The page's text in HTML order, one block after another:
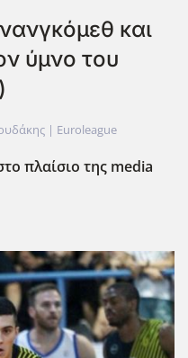
και
ύμνο του
| Euroleague
πλαίσιο της media